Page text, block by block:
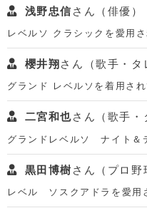
浅野忠信さん（俳優）
レベルソ クラシックを愛用
櫻井翔さん（歌手・タ
グランド レベルソを着用され
二宮和也さん（歌手・
グランドレベルソ ナイト＆
黒田博樹 さん（プロ野
レベル ソスクアドラを愛用